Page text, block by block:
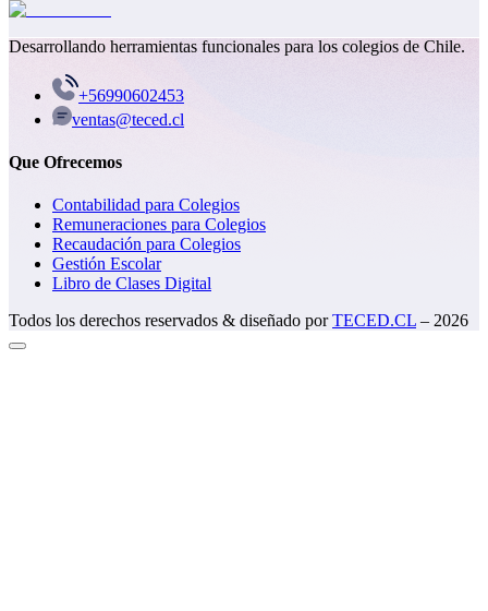
Desarrollando herramientas funcionales para los colegios de Chile.
+56990602453
ventas@teced.cl
Que Ofrecemos
Contabilidad para Colegios
Remuneraciones para Colegios
Recaudación para Colegios
Gestión Escolar
Libro de Clases Digital
Todos los derechos reservados & diseñado porTECED.CL – 2026